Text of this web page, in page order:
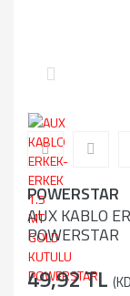
POWERSTAR
AUX KABLO
POWERSTAR
49,92 TL